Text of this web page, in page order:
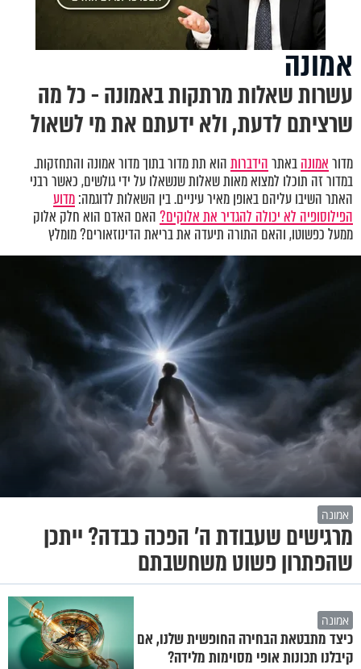
אמונה
עשרות שאלות מרתקות באמונה - כל מה
שרציתם לדעת, ולא ידעתם את מי לשאול
מדוראמונהבאתרהידברותהוא תת מדור בתוך מדור אמונה והתחזקות.
במדור זה תוכלו למצוא מאות שאלות שנשאלו על ידי גולשים, כאשר רבני
האתר השיבו עליהם באופן מאיר עיניים. בין השאלות לדוגמה:מדוע
הפילוסופיה לא יכולה להגדיר את אלוקים?האם האדם הוא חלק אלוק
ממעל כפשוטו, והאם התורה תיעדה את בריאת הדינוזאורים? מומלץ
אמונה
מרגישים שעבודת ה' הפכה כבדה? ייתכן
שהפתרון פשוט משחשבתם
אמונה
כיצד מתבטאת הבחירה החופשית שלנו, אם
קיבלנו תכונות אופי מסוימות מלידה?